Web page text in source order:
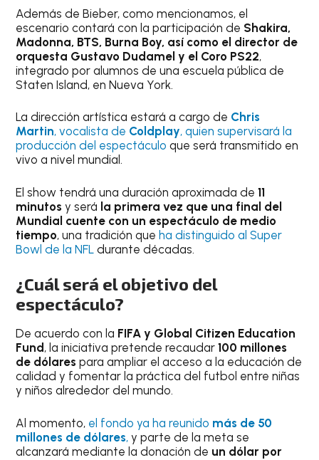
Además de Bieber, como mencionamos, el
escenario contará con la participación de Shakira,
Madonna, BTS, Burna Boy, así como el director de
orquesta Gustavo Dudamel y el Coro PS22,
integrado por alumnos de una escuela pública de
Staten Island, en Nueva York.
La dirección artística estará a cargo de Chris
Martin, vocalista de Coldplay, quien supervisará la
producción del espectáculoque será transmitido en
vivo a nivel mundial.
El show tendrá una duración aproximada de11
minutos y será la primera vez que una final del
Mundial cuente con un espectáculo de medio
tiempo, una tradición queha distinguido al Super
Bowl de la NFL durante décadas.
¿Cuál será el objetivo del
espectáculo?
De acuerdo con la FIFA y Global Citizen Education
Fund , la iniciativa pretende recaudar100 millones
de dólares para ampliar el acceso a la educación de
calidad y fomentar la práctica del futbol entre niñas
y niños alrededor del mundo.
Al momento, el fondo ya ha reunido más de 50
millones de dólares, y parte de la meta se
alcanzará mediante la donación de un dólar por